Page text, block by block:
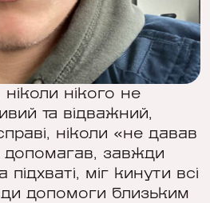
нікого не
та відважний,
ніколи «не давав
завжди
міг кинути всі
допомоги близьким